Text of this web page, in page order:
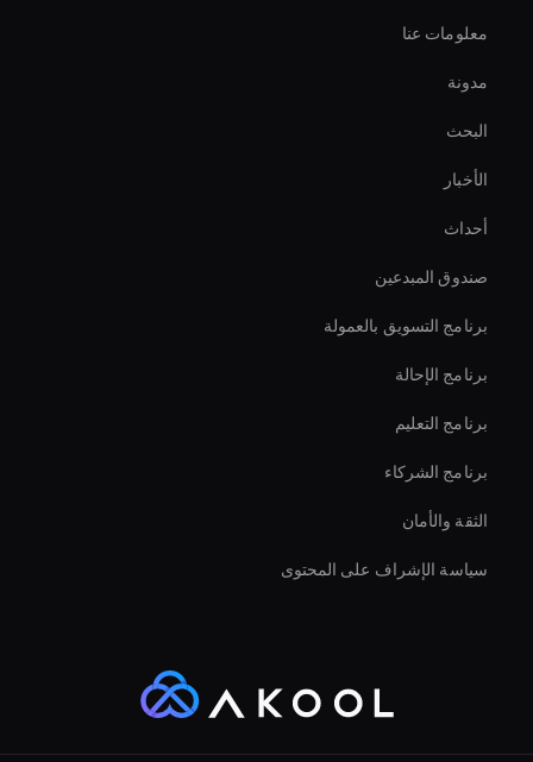
Hr Ai Avatar
Interactive Ai Avatar
Custom Ai Avatar Development
Ai Avatar For Training
Virtual Assistant For Business
Intelligent Virtual Agent
معلومات عنا
مدونة
البحث
الأخبار
أحداث
صندوق المبدعين
برنامج التسويق بالعمولة
برنامج الإحالة
برنامج التعليم
برنامج الشركاء
الثقة والأمان
سياسة الإشراف على المحتوى